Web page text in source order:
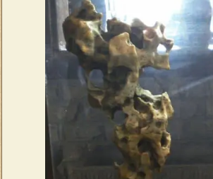
首届中国（蚌埠）赏石•文化博览会 即将开幕